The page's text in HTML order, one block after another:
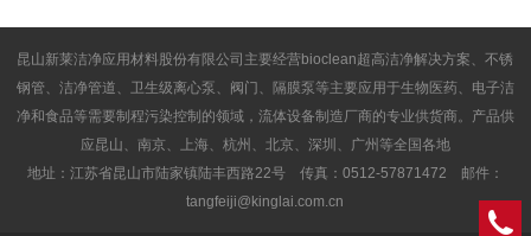
昆山新莱洁净应用材料股份有限公司主要经营bioclean超高洁净解决方案、不锈
钢管、洁净管道、卫生级离心泵、阀门、隔膜泵等主要应用于生物医药、电子洁
净和食品等需要制程污染控制的领域，流体设备制造厂商的专业供货商。产品供
应昆山、南京、上海、杭州、北京、深圳、广州等全国各地
地址：江苏省昆山市陆家镇陆丰西路22号 传真：0512-57871472 邮件：
tangfeiji@kinglai.com.cn